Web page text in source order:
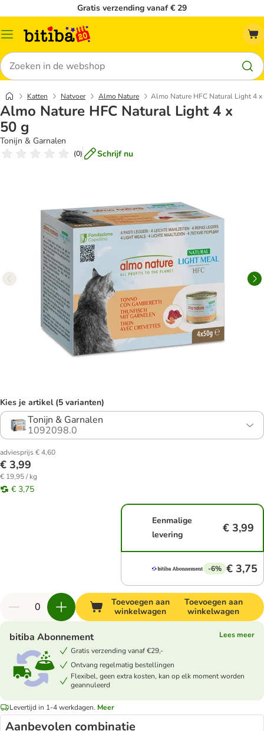
Gratis verzending vanaf € 29
Catalogusmenu
Zoeken
Katten Natvoer Almo Nature Almo Nature HFC Natural Light 4 x
Almo Nature HFC Natural Light 4 x
50 g
Tonijn & Garnalen
(0) Schrijf nu
Kies je artikel (5 varianten)
Tonijn & Garnalen
1092098.0
adviesprijs € 4,60
€ 3,99
€ 19,95 / kg
€ 3,75
Eenmalige
levering
€ 3,99
-6% € 3,75
Toevoegen aan
winkelwagen
Toevoegen aan
winkelwagen
bitiba Abonnement
Lees meer
Gratis verzending vanaf €29,-
Ontvang regelmatig bestellingen
Flexibel, geen extra kosten, kan op elk moment worden
geannuleerd
Levertijd in 1-4 werkdagen. Meer
Aanbevolen combinatie